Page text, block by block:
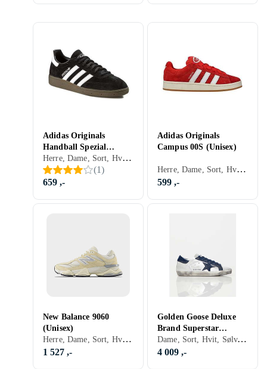
Adidas Originals
Handball Spezial
(Unisex)
Herre, Dame, Sort, Hvit, Sølv, Grå, Turkis, Brun, Blå, Rød, Gul, Oransje, Grønn, Beige, Rosa, Lilla, Khaki, Lisser, Adidas Originals Spezial
(1)
659 ,-
Adidas Originals
Campus 00S (Unisex)
Herre, Dame, Sort, Hvit, Sølv, Grå, Turkis, Brun, Blå, Rød, Gul, Oransje, Grønn, Beige, Rosa, Lilla, Khaki, Lisser, Adidas Originals Campus
599 ,-
New Balance 9060
(Unisex)
Herre, Dame, Sort, Hvit, Sølv, Grå, Brun, Blå, Rød, Gul, Grønn, Beige, Rosa, Lilla, Lisser
1 527 ,-
Golden Goose Deluxe
Brand Superstar
(Dame)
Dame, Sort, Hvit, Sølv, Grå, Brun, Blå, Rød, Gul, Oransje, Grønn, Beige, Rosa, Lilla, Lisser
4 009 ,-